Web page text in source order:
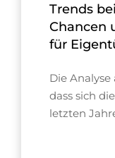
Trends
Chancen
für
Die
dass sich
letzten